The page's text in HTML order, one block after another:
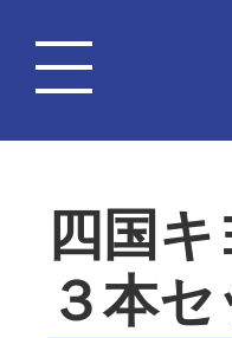
四国
３本